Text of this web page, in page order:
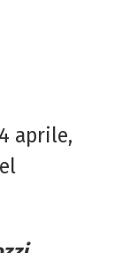
aprile,